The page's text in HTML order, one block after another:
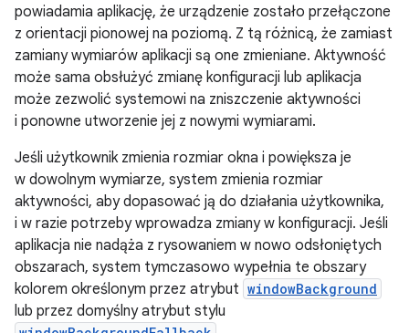
powiadamia aplikację, że urządzenie zostało przełączone
z orientacji pionowej na poziomą. Z tą różnicą, że zamiast
zamiany wymiarów aplikacji są one zmieniane. Aktywność
może sama obsłużyć zmianę konfiguracji lub aplikacja
może zezwolić systemowi na zniszczenie aktywności
i ponowne utworzenie jej z nowymi wymiarami.
Jeśli użytkownik zmienia rozmiar okna i powiększa je
w dowolnym wymiarze, system zmienia rozmiar
aktywności, aby dopasować ją do działania użytkownika,
i w razie potrzeby wprowadza zmiany w konfiguracji. Jeśli
aplikacja nie nadąża z rysowaniem w nowo odsłoniętych
obszarach, system tymczasowo wypełnia te obszary
kolorem określonym przez atrybut windowBackground
lub przez domyślny atrybut stylu